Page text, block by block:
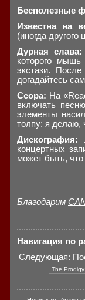
Бесполезные
Известна на
(иногда
Дурная слава:
которого мышь
экстази.
догадайтесь
Ссора: На
включать
элементы
толпу: я делаю,
Дискография:
концертных
может быть,
Благодарим
Навигация по
Следующая: